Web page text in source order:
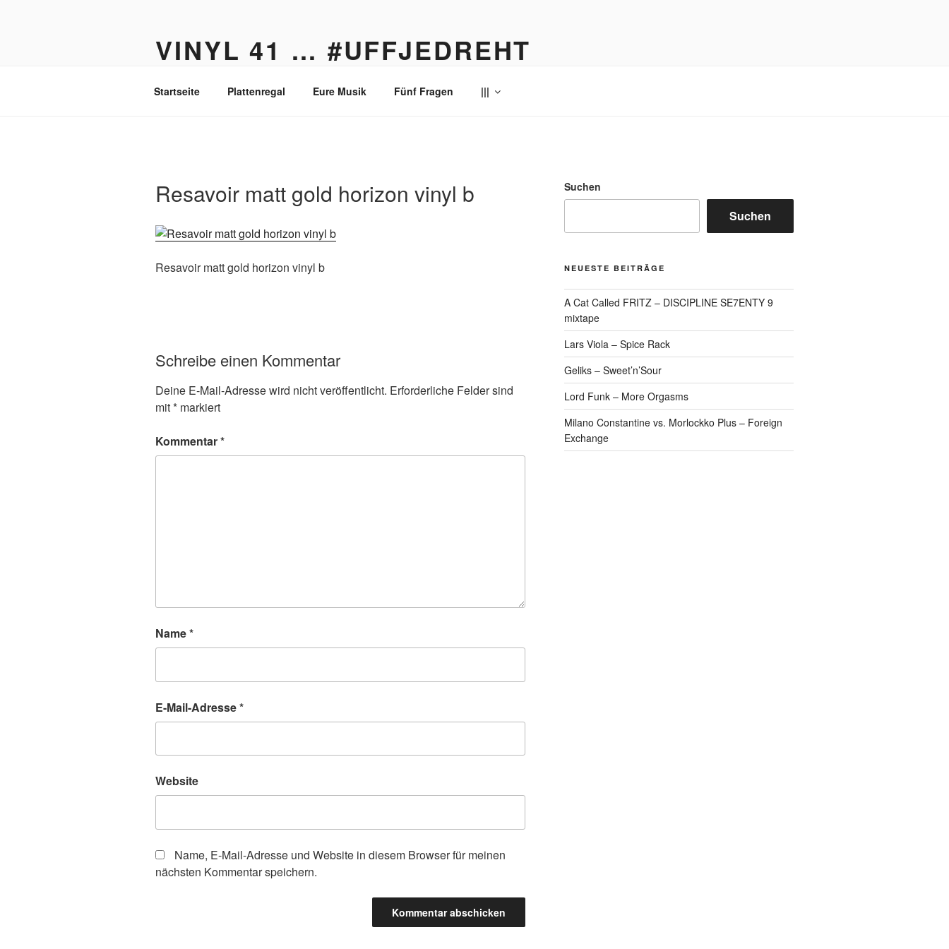
VINYL 41 … #UFFJEDREHT
Startseite Plattenregal Eure Musik Fünf Fragen |||
Resavoir matt gold horizon vinyl b
Resavoir matt gold horizon vinyl b
Schreibe einen Kommentar
Deine E-Mail-Adresse wird nicht veröffentlicht. Erforderliche Felder sind
mit* markiert
Kommentar*
Name*
E-Mail-Adresse*
Website
Name, E-Mail-Adresse und Website in diesem Browser für meinen
nächsten Kommentar speichern.
Suchen
Suchen
NEUESTE BEITRÄGE
A Cat Called FRITZ – DISCIPLINE SE7ENTY 9
mixtape
Lars Viola – Spice Rack
Geliks – Sweet’n’Sour
Lord Funk – More Orgasms
Milano Constantine vs. Morlockko Plus – Foreign
Exchange